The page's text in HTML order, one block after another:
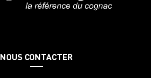
NOUS CONTACTER